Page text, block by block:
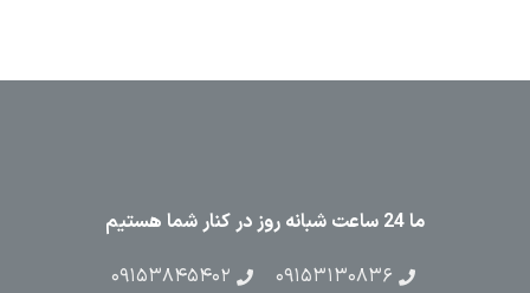
ما 24 ساعت شبانه روز در کنار شما هستیم
۰۹۱۵۳۱۳۰۸۳۶
۰۹۱۵۳۸۴۵۴۰۲